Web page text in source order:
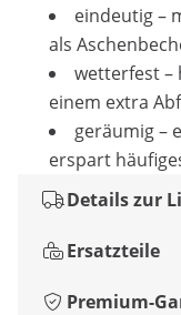
eindeutig –
als
wetterfest –
einem extra
geräumig –
erspart
Details zur
Ersatzteile
Premium-